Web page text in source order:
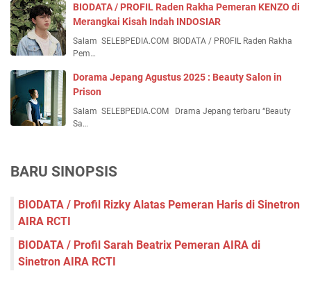
BIODATA / PROFIL Raden Rakha Pemeran KENZO di
Merangkai Kisah Indah INDOSIAR
Salam SELEBPEDIA.COM BIODATA / PROFIL Raden Rakha
Pem…
Dorama Jepang Agustus 2025 : Beauty Salon in
Prison
Salam SELEBPEDIA.COM Drama Jepang terbaru “Beauty
Sa…
BARU SINOPSIS
BIODATA / Profil Rizky Alatas Pemeran Haris di Sinetron
AIRA RCTI
BIODATA / Profil Sarah Beatrix Pemeran AIRA di
Sinetron AIRA RCTI